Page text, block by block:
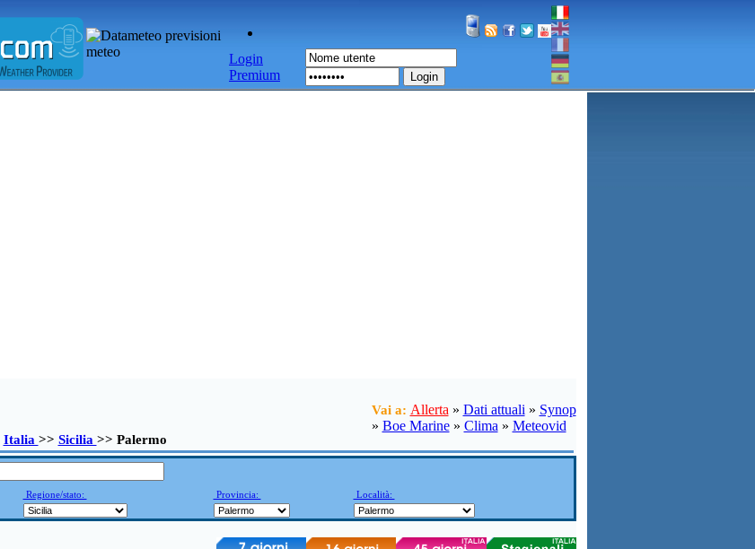
Login
Premium
Login
Vai a: Allerta » Dati attuali » Synop
» Boe Marine» Clima » Meteovid
Italia >> Sicilia >> Palermo
Regione/stato: Provincia: Località: